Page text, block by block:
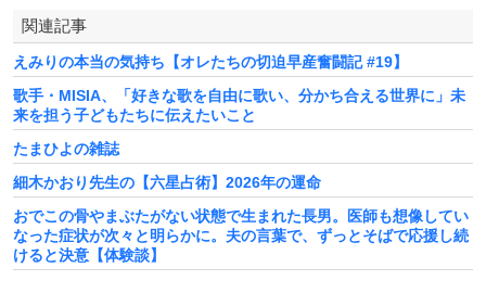
関連記事
えみりの本当の気持ち【オレたちの切迫早産奮闘記 #19】
歌手・MISIA、「好きな歌を自由に歌い、分かち合える世界に」未
来を担う子どもたちに伝えたいこと
たまひよの雑誌
細木かおり先生の【六星占術】2026年の運命
おでこの骨やまぶたがない状態で生まれた長男。医師も想像してい
なった症状が次々と明らかに。夫の言葉で、ずっとそばで応援し続
けると決意【体験談】